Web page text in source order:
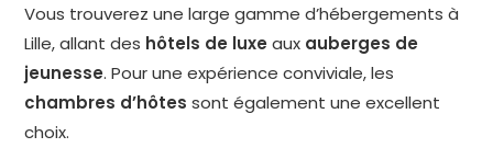
Vous trouverez une large gamme d’hébergements à
Lille, allant des hôtels de luxe aux auberges de
jeunesse. Pour une expérience conviviale, les
chambres d’hôtes sont également une excellent
choix.